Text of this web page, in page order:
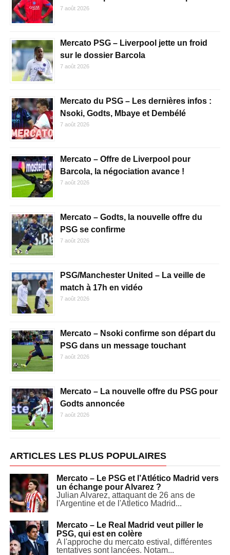
7 août 2026
Mercato PSG – Liverpool jette un froid
sur le dossier Barcola
7 août 2026
Mercato du PSG – Les dernières infos :
Nsoki, Godts, Mbaye et Dembélé
7 août 2026
Mercato – Offre de Liverpool pour
Barcola, la négociation avance !
7 août 2026
Mercato – Godts, la nouvelle offre du
PSG se confirme
7 août 2026
PSG/Manchester United – La veille de
match à 17h en vidéo
7 août 2026
Mercato – Nsoki confirme son départ du
PSG dans un message touchant
7 août 2026
Mercato – La nouvelle offre du PSG pour
Godts annoncée
7 août 2026
ARTICLES LES PLUS POPULAIRES
Mercato – Le PSG et l’Atlético Madrid vers
un échange pour Alvarez ?
Julian Alvarez, attaquant de 26 ans de
l'Argentine et de l'Atletico Madrid...
Mercato – Le Real Madrid veut piller le
PSG, qui est en colère
A l'approche du mercato estival, différentes
tentatives sont lancées. Notam...